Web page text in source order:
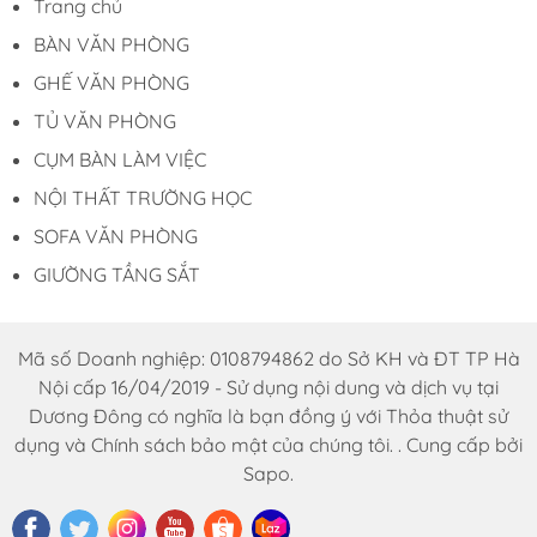
15 chất lượng?
Nếu bạn đang tìm kiếm một địa chỉ uy tín để mua
ghế bar nhập khẩu không tựa chất lượng, hãy đến
vị cung cấp nội thất với nhiều năm kinh nghiệm
trong ngành vàcam kết
hàng những sản phẩm chất lượng cao với mức giá
THÔNG TIN LIÊN HỆ
Đặt hàng online tại
website:Noithatduongdong.com
Hà Nội : A11 Xuân Phương Garden, đường
Trịnh Văn Bô, phường Phương Canh, Quận
Trang chủ
BÀN VĂN PHÒNG
GHẾ VĂN PHÒNG
TỦ VĂN PHÒNG
CỤM BÀN LÀM VIỆC
NỘI THẤT TRƯỜNG HỌC
SOFA VĂN PHÒNG
GIƯỜNG TẦNG SẮT
Mã số Doanh nghiệp: 0108794862 do Sở KH và ĐT TP Hà
Nội cấp 16/04/2019 - Sử dụng nội dung và dịch vụ tại
Dương Đông có nghĩa là bạn đồng ý với Thỏa thuật sử
dụng và Chính sách bảo mật của chúng tôi. . Cung cấp bởi
Sapo.